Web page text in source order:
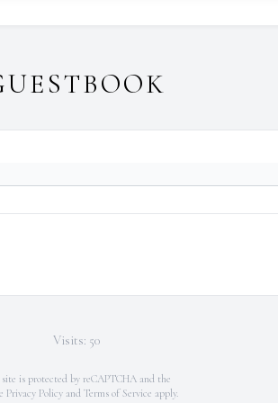
Visits: 50
site is protected by reCAPTCHA and the
Privacy Policyand Terms of Service apply.